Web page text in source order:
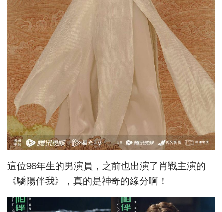
這位96年生的男演員，之前也出演了肖戰主演的
《驕陽伴我》，真的是神奇的緣分啊！